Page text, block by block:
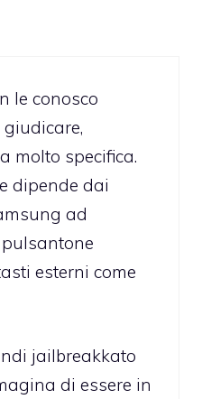
le conosco
molto specifica.
dipende dai
ad
esterni come
jailbreakkato
di essere in